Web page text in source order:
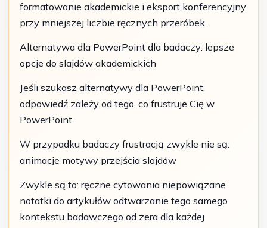
formatowanie akademickie i eksport konferencyjny
przy mniejszej liczbie ręcznych przeróbek.
Alternatywa dla PowerPoint dla badaczy: lepsze
opcje do slajdów akademickich
Jeśli szukasz alternatywy dla PowerPoint,
odpowiedź zależy od tego, co frustruje Cię w
PowerPoint.
W przypadku badaczy frustracją zwykle nie są:
animacje motywy przejścia slajdów
Zwykle są to: ręczne cytowania niepowiązane
notatki do artykułów odtwarzanie tego samego
kontekstu badawczego od zera dla każdej